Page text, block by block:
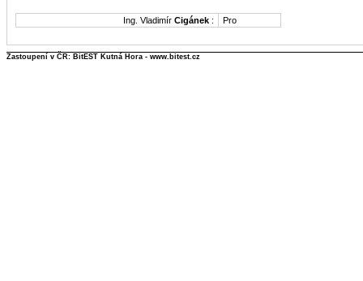
Ing. Vladimír Cigánek : Pro
Zastoupení v ČR: BitEST Kutná Hora - www.bitest.cz